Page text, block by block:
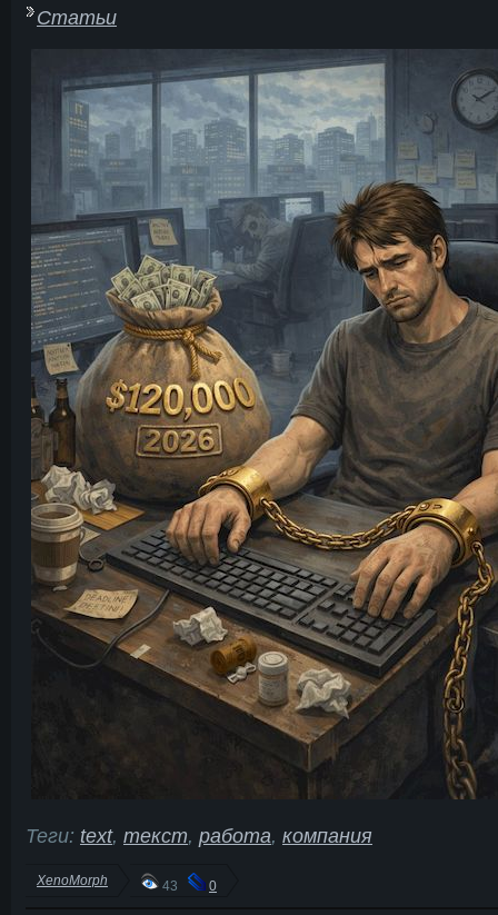
Статьи
Теги: text, текст, работа, компания
XenoMorph 43 0